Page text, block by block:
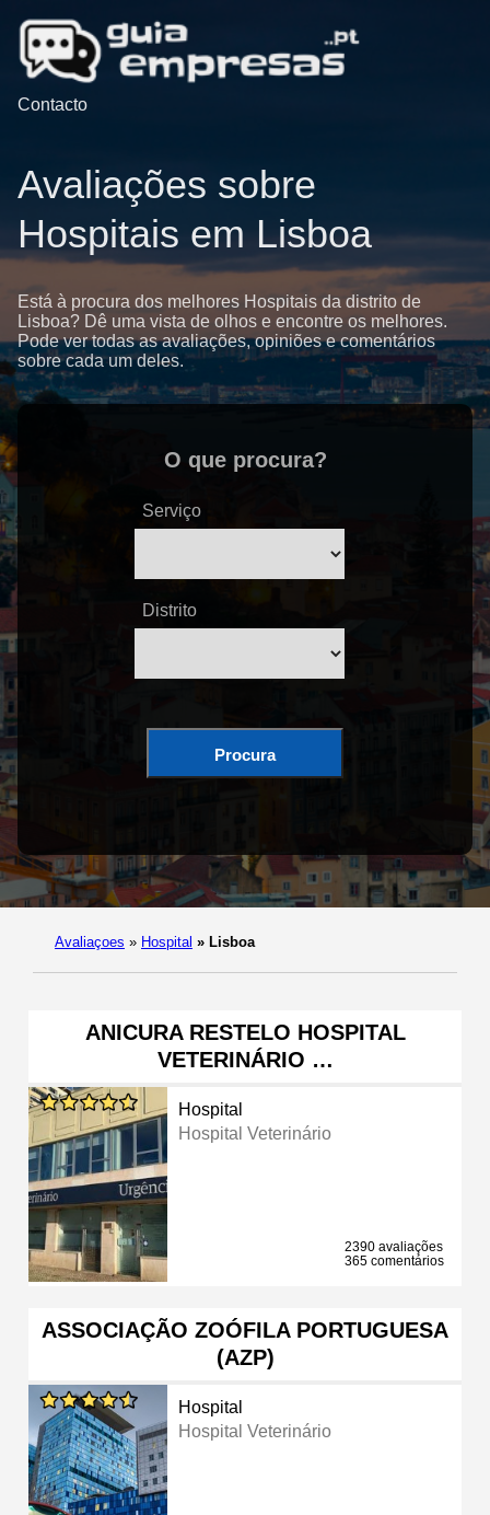
Contacto
Avaliações sobre
Hospitais em Lisboa
Está à procura dos melhores Hospitais da distrito de
Lisboa? Dê uma vista de olhos e encontre os melhores.
Pode ver todas as avaliações, opiniões e comentários
sobre cada um deles.
O que procura?
Serviço
Distrito
Procura
Avaliaçoes » Hospital » Lisboa
ANICURA RESTELO HOSPITAL
VETERINÁRIO …
Hospital
Hospital Veterinário
2390 avaliações
365 comentários
ASSOCIAÇÃO ZOÓFILA PORTUGUESA
(AZP)
Hospital
Hospital Veterinário